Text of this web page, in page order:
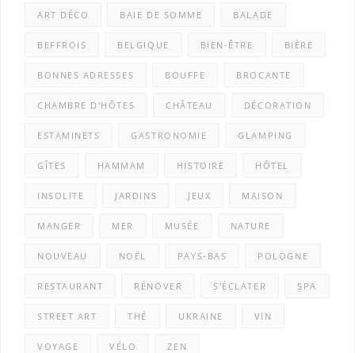
ART DÉCO BAIE DE SOMME BALADE
BEFFROIS BELGIQUE BIEN-ÊTRE BIÈRE
BONNES ADRESSES BOUFFE BROCANTE
CHAMBRE D'HÔTES CHÂTEAU DÉCORATION
ESTAMINETS GASTRONOMIE GLAMPING
GÎTES HAMMAM HISTOIRE HÔTEL
INSOLITE JARDINS JEUX MAISON
MANGER MER MUSÉE NATURE
NOUVEAU NOËL PAYS-BAS POLOGNE
RESTAURANT RÉNOVER S'ÉCLATER SPA
STREET ART THÉ UKRAINE VIN
VOYAGE VÉLO ZEN